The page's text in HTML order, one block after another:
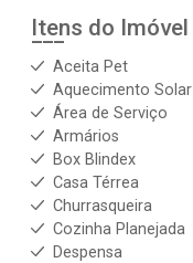
Itens do Imóvel
Aceita Pet
Aquecimento Solar
Área de Serviço
Armários
Box Blindex
Casa Térrea
Churrasqueira
Cozinha Planejada
Despensa